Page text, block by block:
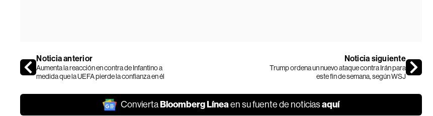
Noticia anterior
Aumenta la reacción en contra de Infantino a
medida que la UEFA pierde la confianza en él
Noticia siguiente
Trump ordena un nuevo ataque contra Irán para
este fin de semana, según WSJ
ConviertaBloomberg Líneaen su fuente de noticiasaquí